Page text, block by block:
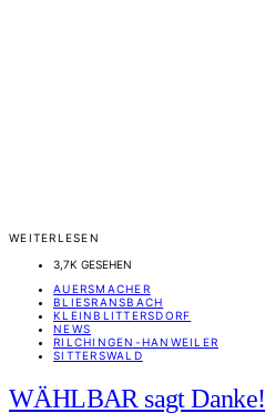
WEITERLESEN
3,7K GESEHEN
AUERSMACHER
BLIESRANSBACH
KLEINBLITTERSDORF
NEWS
RILCHINGEN-HANWEILER
SITTERSWALD
WÄHLBAR sagt Danke!